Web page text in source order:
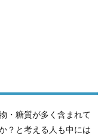
・糖質が多く含まれて
？と考える人も中には